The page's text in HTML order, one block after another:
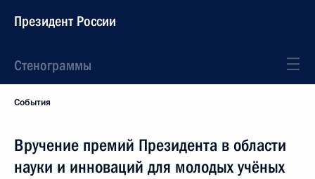
Президент России
Стенограммы
События
Вручение премий Президента в области
науки и инноваций для молодых учёных